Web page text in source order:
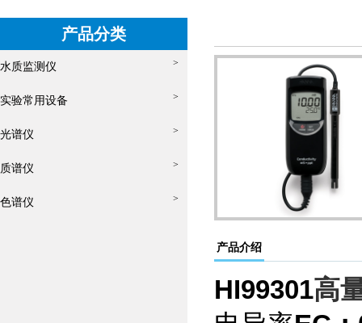
产品分类
>
水质监测仪
>
实验常用设备
>
光谱仪
>
质谱仪
>
色谱仪
产品介绍
HI99301高